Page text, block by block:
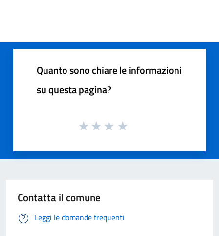
Quanto sono chiare le informazioni
su questa pagina?
Contatta il comune
Leggi le domande frequenti